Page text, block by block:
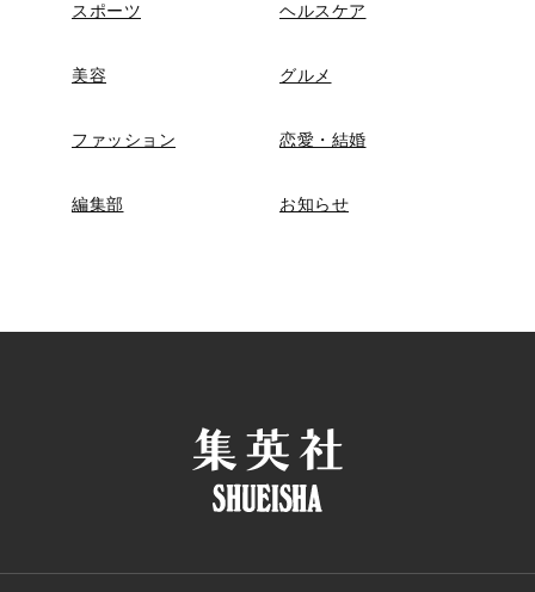
スポーツ ヘルスケア
美容 グルメ
ファッション 恋愛・結婚
編集部 お知らせ